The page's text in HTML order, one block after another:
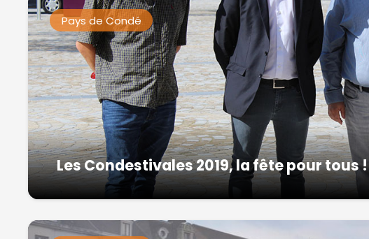
Pays de Condé
Les Condestivales 2019, la fête pour tous !